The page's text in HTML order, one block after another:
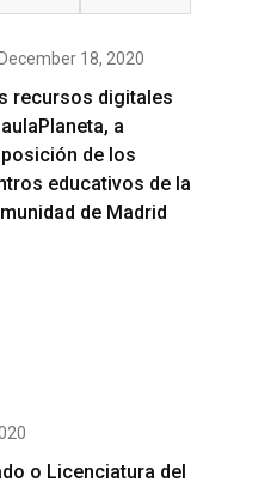
December 18, 2020
recursos digitales
a
de los
educativos de la
de Madrid
o Licenciatura del